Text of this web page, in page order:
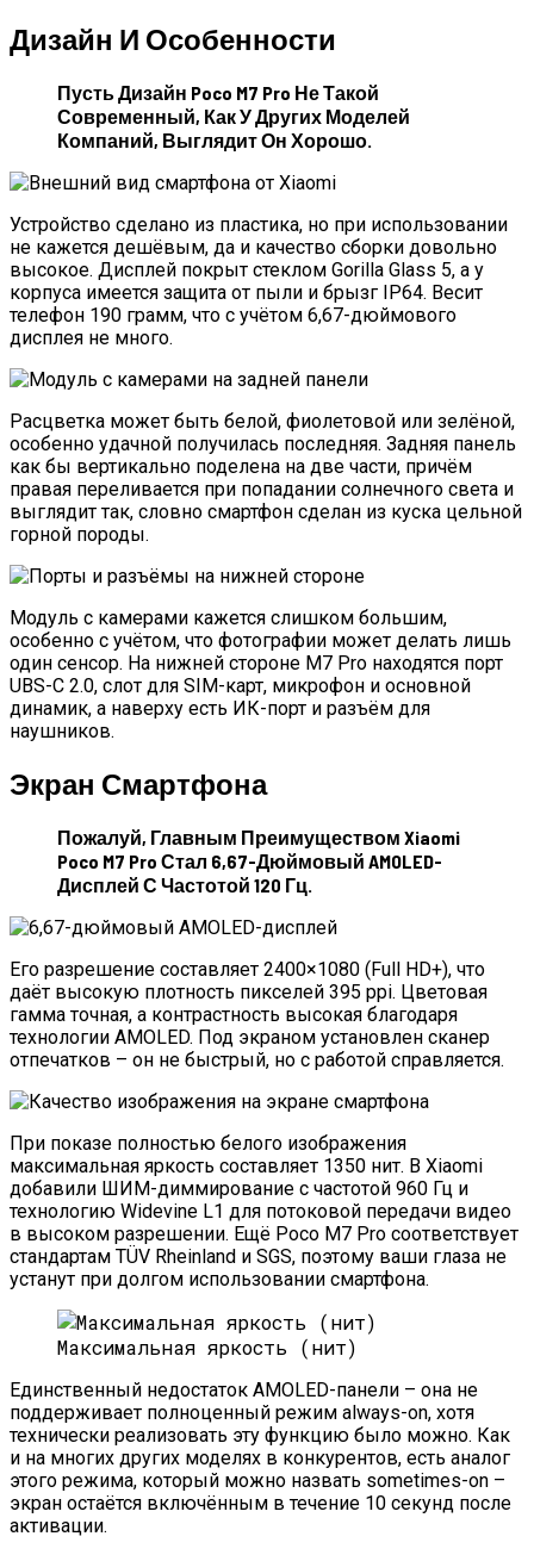
Дизайн И Особенности
Пусть Дизайн Poco M7 Pro Не Такой
Современный, Как У Других Моделей
Компаний, Выглядит Он Хорошо.
Устройство сделано из пластика, но при использовании
не кажется дешёвым, да и качество сборки довольно
высокое. Дисплей покрыт стеклом Gorilla Glass 5, а у
корпуса имеется защита от пыли и брызг IP64. Весит
телефон 190 грамм, что с учётом 6,67-дюймового
дисплея не много.
Расцветка может быть белой, фиолетовой или зелёной,
особенно удачной получилась последняя. Задняя панель
как бы вертикально поделена на две части, причём
правая переливается при попадании солнечного света и
выглядит так, словно смартфон сделан из куска цельной
горной породы.
Модуль с камерами кажется слишком большим,
особенно с учётом, что фотографии может делать лишь
один сенсор. На нижней стороне M7 Pro находятся порт
UBS-C 2.0, слот для SIM-карт, микрофон и основной
динамик, а наверху есть ИК-порт и разъём для
наушников.
Экран Смартфона
Пожалуй, Главным Преимуществом Xiaomi
Poco M7 Pro Стал 6,67-Дюймовый AMOLED-
Дисплей С Частотой 120 Гц.
Его разрешение составляет 2400×1080 (Full HD+), что
даёт высокую плотность пикселей 395 ppi. Цветовая
гамма точная, а контрастность высокая благодаря
технологии AMOLED. Под экраном установлен сканер
отпечатков – он не быстрый, но с работой справляется.
При показе полностью белого изображения
максимальная яркость составляет 1350 нит. В Xiaomi
добавили ШИМ-диммирование с частотой 960 Гц и
технологию Widevine L1 для потоковой передачи видео
в высоком разрешении. Ещё Poco M7 Pro соответствует
стандартам TÜV Rheinland и SGS, поэтому ваши глаза не
устанут при долгом использовании смартфона.
Максимальная яркость (нит)
Единственный недостаток AMOLED-панели – она не
поддерживает полноценный режим always-on, хотя
технически реализовать эту функцию было можно. Как
и на многих других моделях в конкурентов, есть аналог
этого режима, который можно назвать sometimes-on –
экран остаётся включённым в течение 10 секунд после
активации.